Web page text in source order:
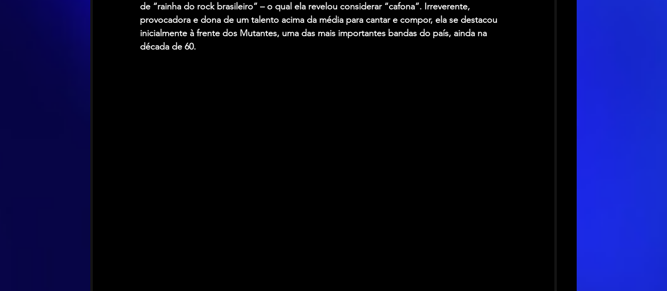
de “rainha do rock brasileiro” – o qual ela revelou considerar “cafona”. Irreverente,
provocadora e dona de um talento acima da média para cantar e compor, ela se destacou
inicialmente à frente dos Mutantes, uma das mais importantes bandas do país, ainda na
década de 60.